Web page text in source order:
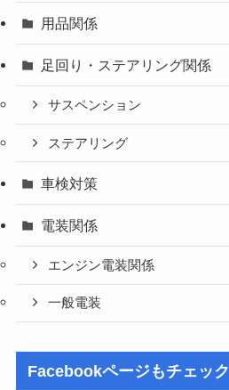
用品関係
足回り・ステアリング関係
サスペンション
ステアリング
車検対策
電装関係
エンジン電装関係
一般電装
Facebookページもチェック